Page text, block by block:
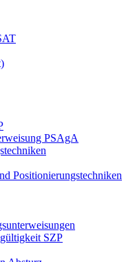
PSAgA
Positionierungstechniken
SZP